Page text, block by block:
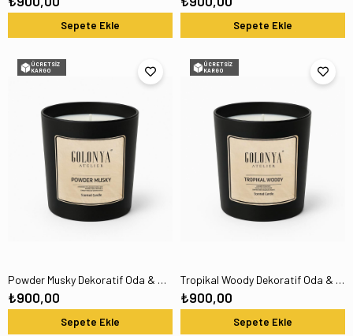
Sepete Ekle Sepete Ekle
Powder Musky Dekoratif Oda & Ofis Premium Kokulu Niche Mum 300GR
₺900,00
Sepete Ekle
ÜCRETSIZ
KARGO
Tropikal Woody Dekoratif Oda & Ofis Premium Kokulu Niche Mum 300GR
₺900,00
Sepete Ekle
ÜCRETSIZ
KARGO